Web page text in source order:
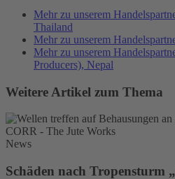
Mehr zu unserem
Thailand
Mehr zu unserem
Mehr zu unserem
Producers), Nepal
Weitere Artikel zum Thema
CORR - The Jute Works
News
Schäden nach Tropensturm